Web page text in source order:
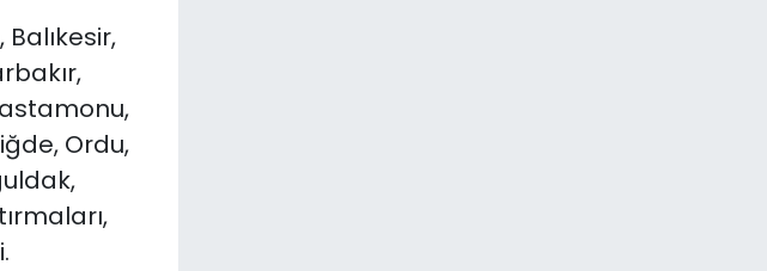
Ordu,